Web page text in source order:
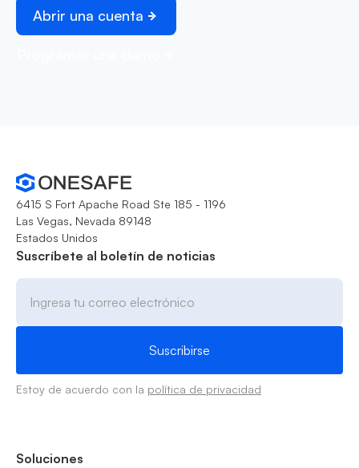
Abrir una cuenta
6415 S Fort Apache Road Ste 185 - 1196
Las Vegas, Nevada 89148
Estados Unidos
Suscríbete al boletín de noticias
Estoy de acuerdo con la política de privacidad
Soluciones